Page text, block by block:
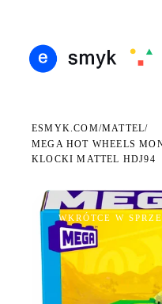
ESMYK.COM/MATTEL/
MEGA HOT WHEELS
KLOCKI MATTEL HDJ94
WKRÓTCE W